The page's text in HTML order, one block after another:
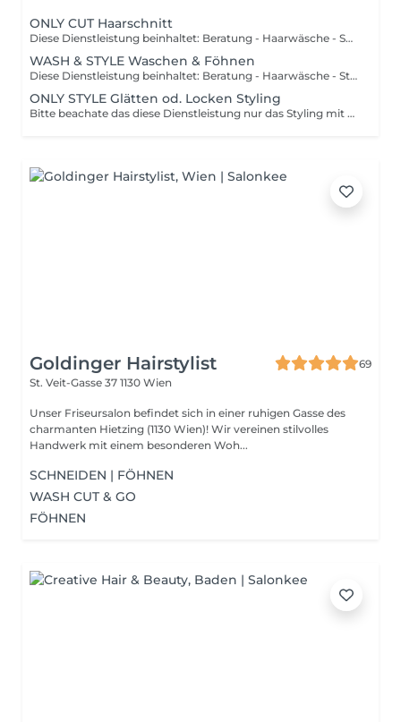
ONLY CUT Haarschnitt
Diese Dienstleistung beinhaltet: Beratung - Haarwäsche - Schnitt - passende Produkte
WASH & STYLE Waschen & Föhnen
Diese Dienstleistung beinhaltet: Beratung - Haarwäsche - Styling - passende Pflege u. Styling Produkte
ONLY STYLE Glätten od. Locken Styling
Bitte beachate das diese Dienstleistung nur das Styling mit einem Glätteisen oder Lockenstab beinhaltet. Bitte komme mit gewaschenen und TROCKENEN Haaren.
Goldinger Hairstylist
69
St. Veit-Gasse 37 1130 Wien
Unser Friseursalon befindet sich in einer ruhigen Gasse des
charmanten Hietzing (1130 Wien)! Wir vereinen stilvolles
Handwerk mit einem besonderen Woh...
SCHNEIDEN | FÖHNEN
WASH CUT & GO
FÖHNEN